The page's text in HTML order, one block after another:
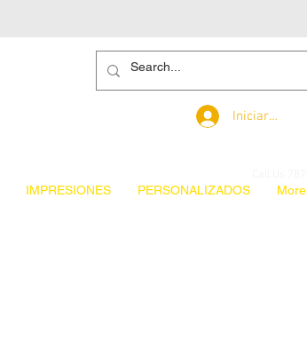
Iniciar sesión
IMPRESIONES PERSONALIZADOS More